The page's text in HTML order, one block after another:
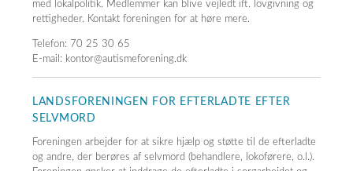
med lokalpolitik. Medlemmer kan blive vejledt ift. lovgivning og
rettigheder. Kontakt foreningen for at høre mere.
Telefon: 70 25 30 65
E-mail: kontor@autismeforening.dk
LANDSFORENINGEN FOR EFTERLADTE EFTER
SELVMORD
Foreningen arbejder for at sikre hjælp og støtte til de efterladte
og andre, der berøres af selvmord (behandlere, lokoførere, o.l.).